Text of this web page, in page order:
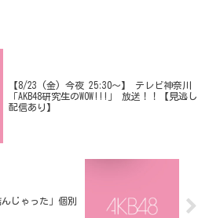
【8/23 (金) 今夜 25:30～】 テレビ神奈川
「AKB48研究生のWOW!!!」 放送！！【見逃し
配信あり】
んじゃった」個別